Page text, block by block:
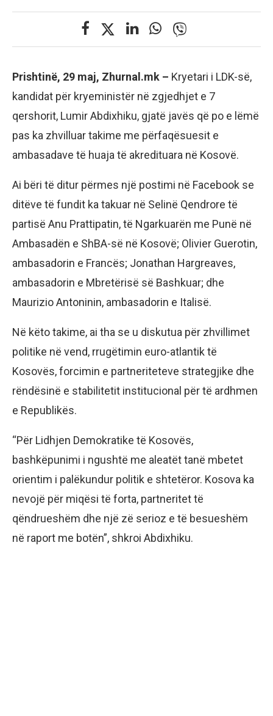
Prishtinë, 29 maj, Zhurnal.mk – Kryetari i LDK-së,
kandidat për kryeministër në zgjedhjet e 7
qershorit, Lumir Abdixhiku, gjatë javës që po e lëmë
pas ka zhvilluar takime me përfaqësuesit e
ambasadave të huaja të akredituara në Kosovë.
Ai bëri të ditur përmes një postimi në Facebook se
ditëve të fundit ka takuar në Selinë Qendrore të
partisë Anu Prattipatin, të Ngarkuarën me Punë në
Ambasadën e ShBA-së në Kosovë; Olivier Guerotin,
ambasadorin e Francës; Jonathan Hargreaves,
ambasadorin e Mbretërisë së Bashkuar; dhe
Maurizio Antoninin, ambasadorin e Italisë.
Në këto takime, ai tha se u diskutua për zhvillimet
politike në vend, rrugëtimin euro-atlantik të
Kosovës, forcimin e partneriteteve strategjike dhe
rëndësinë e stabilitetit institucional për të ardhmen
e Republikës.
“Për Lidhjen Demokratike të Kosovës,
bashkëpunimi i ngushtë me aleatët tanë mbetet
orientim i palëkundur politik e shtetëror. Kosova ka
nevojë për miqësi të forta, partneritet të
qëndrueshëm dhe një zë serioz e të besueshëm
në raport me botën”, shkroi Abdixhiku.